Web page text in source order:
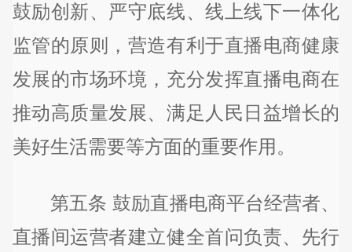
鼓励创新、严守底线、线上线下一体化
监管的原则，营造有利于直播电商健康
发展的市场环境，充分发挥直播电商在
推动高质量发展、满足人民日益增长的
美好生活需要等方面的重要作用。
第五条 鼓励直播电商平台经营者、
直播间运营者建立健全首问负责、先行